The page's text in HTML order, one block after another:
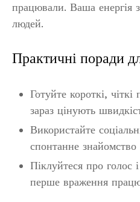
працювали. Ваша енергія
людей.
Практичні поради
Готуйте короткі,
зараз цінують
Використайте
спонтанне
Піклуйтеся про голос
перше враження